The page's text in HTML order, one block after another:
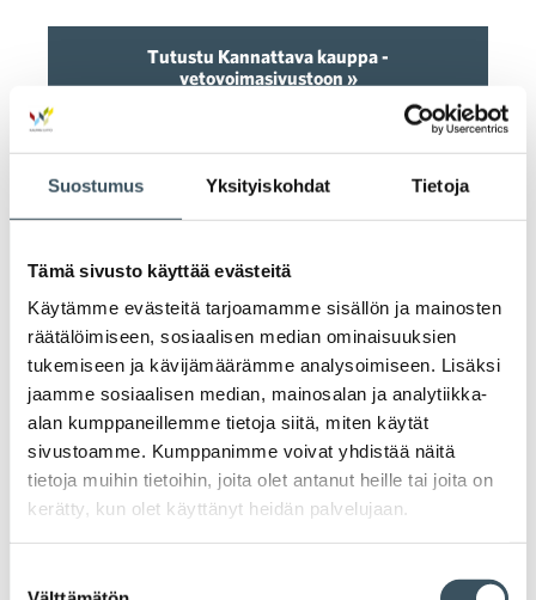
Suostumus Yksityiskohdat Tietoja
Tämä sivusto käyttää evästeitä
Käytämme evästeitä tarjoamamme sisällön ja mainosten
räätälöimiseen, sosiaalisen median ominaisuuksien
tukemiseen ja kävijämäärämme analysoimiseen. Lisäksi
jaamme sosiaalisen median, mainosalan ja analytiikka-
alan kumppaneillemme tietoja siitä, miten käytät
sivustoamme. Kumppanimme voivat yhdistää näitä
tietoja muihin tietoihin, joita olet antanut heille tai joita on
kerätty, kun olet käyttänyt heidän palvelujaan.
Tutustu Kannattava kauppa -
vetovoimasivustoon »
Tilaa mediatiedotteemme
Klikkaa itsesi mukaan mediatiedotteidemme
jakelulistalle ja pysy mukana alan tapahtumissa!